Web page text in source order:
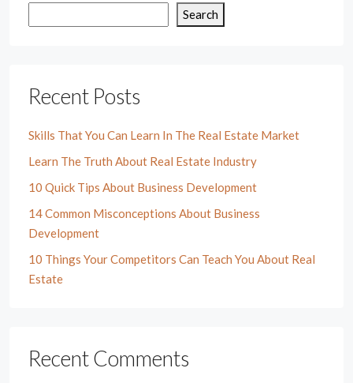
Search
Recent Posts
Skills That You Can Learn In The Real Estate Market
Learn The Truth About Real Estate Industry
10 Quick Tips About Business Development
14 Common Misconceptions About Business
Development
10 Things Your Competitors Can Teach You About Real
Estate
Recent Comments